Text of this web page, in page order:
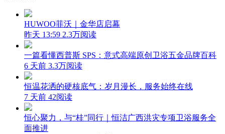
HUWOO菲沃｜金华店启幕
昨天 13:59 2.3万阅读
一篇看懂西普斯 SPS：意式高端原创卫浴五金品牌百科
6 天前 3.3万阅读
恒温花洒的硬核底气：岁月漫长，服务始终在线
7 天前 42阅读
恒心聚力，与“桂”同行｜恒洁广西洪灾专项卫浴服务全
面推进